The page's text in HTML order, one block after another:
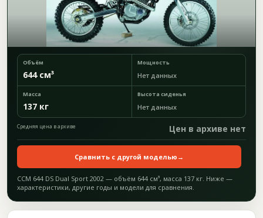
Объём
644 см³
Мощность
Нет данных
Масса
137 кг
Высота сиденья
Нет данных
Средняя цена в архиве Цен в архиве нет
Сравнить с другой моделью →
CCM 644 DS Dual Sport 2002 — объём 644 см³, масса 137 кг. Ниже —
характеристики, другие годы и модели для сравнения.